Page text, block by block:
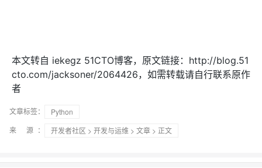
本文转自 iekegz 51CTO博客，原文链接：http://blog.51
cto.com/jacksoner/2064426，如需转载请自行联系原作
者
文章标签：
Python
来 源：
开发者社区 > 开发与运维 > 文章 > 正文